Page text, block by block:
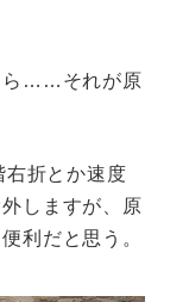
ら……それが原
折とか速度
しますが、原
利だと思う。